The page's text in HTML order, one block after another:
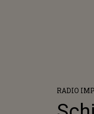
RADIO